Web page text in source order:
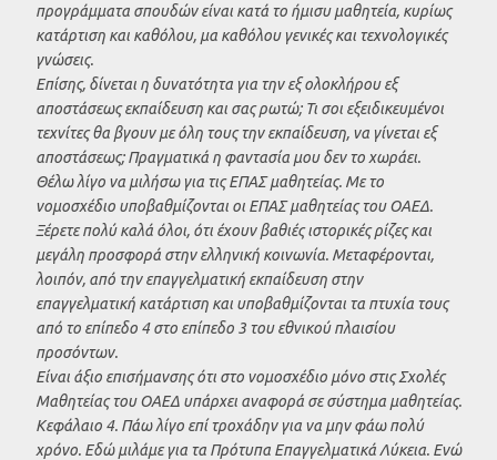
προγράμματα σπουδών είναι κατά το ήμισυ μαθητεία, κυρίως
κατάρτιση και καθόλου, μα καθόλου γενικές και τεχνολογικές
γνώσεις.
Επίσης, δίνεται η δυνατότητα για την εξ ολοκλήρου εξ
αποστάσεως εκπαίδευση και σας ρωτώ; Τι σοι εξειδικευμένοι
τεχνίτες θα βγουν με όλη τους την εκπαίδευση, να γίνεται εξ
αποστάσεως; Πραγματικά η φαντασία μου δεν το χωράει.
Θέλω λίγο να μιλήσω για τις ΕΠΑΣ μαθητείας. Με το
νομοσχέδιο υποβαθμίζονται οι ΕΠΑΣ μαθητείας του ΟΑΕΔ.
Ξέρετε πολύ καλά όλοι, ότι έχουν βαθιές ιστορικές ρίζες και
μεγάλη προσφορά στην ελληνική κοινωνία. Μεταφέρονται,
λοιπόν, από την επαγγελματική εκπαίδευση στην
επαγγελματική κατάρτιση και υποβαθμίζονται τα πτυχία τους
από το επίπεδο 4 στο επίπεδο 3 του εθνικού πλαισίου
προσόντων.
Είναι άξιο επισήμανσης ότι στο νομοσχέδιο μόνο στις Σχολές
Μαθητείας του ΟΑΕΔ υπάρχει αναφορά σε σύστημα μαθητείας.
Κεφάλαιο 4. Πάω λίγο επί τροχάδην για να μην φάω πολύ
χρόνο. Εδώ μιλάμε για τα Πρότυπα Επαγγελματικά Λύκεια. Ενώ